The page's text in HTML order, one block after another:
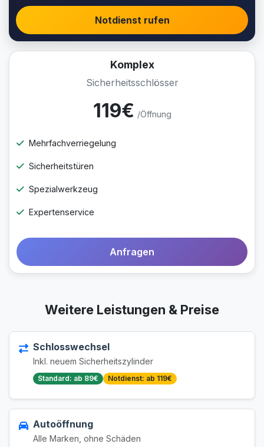
Notdienst rufen
Komplex
Sicherheitsschlösser
119€ /Öffnung
Mehrfachverriegelung
Sicherheitstüren
Spezialwerkzeug
Expertenservice
Anfragen
Weitere Leistungen & Preise
Schlosswechsel
Inkl. neuem Sicherheitszylinder
Standard: ab 89€ Notdienst: ab 119€
Autoöffnung
Alle Marken, ohne Schäden